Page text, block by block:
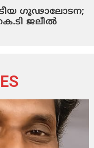
ഗൂഢാലോടന;
ജലീല്‍